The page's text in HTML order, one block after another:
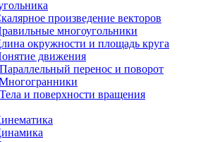
произведение векторов
многоугольники
окружности и площадь круга
движения
перенос и поворот
и поверхности вращения